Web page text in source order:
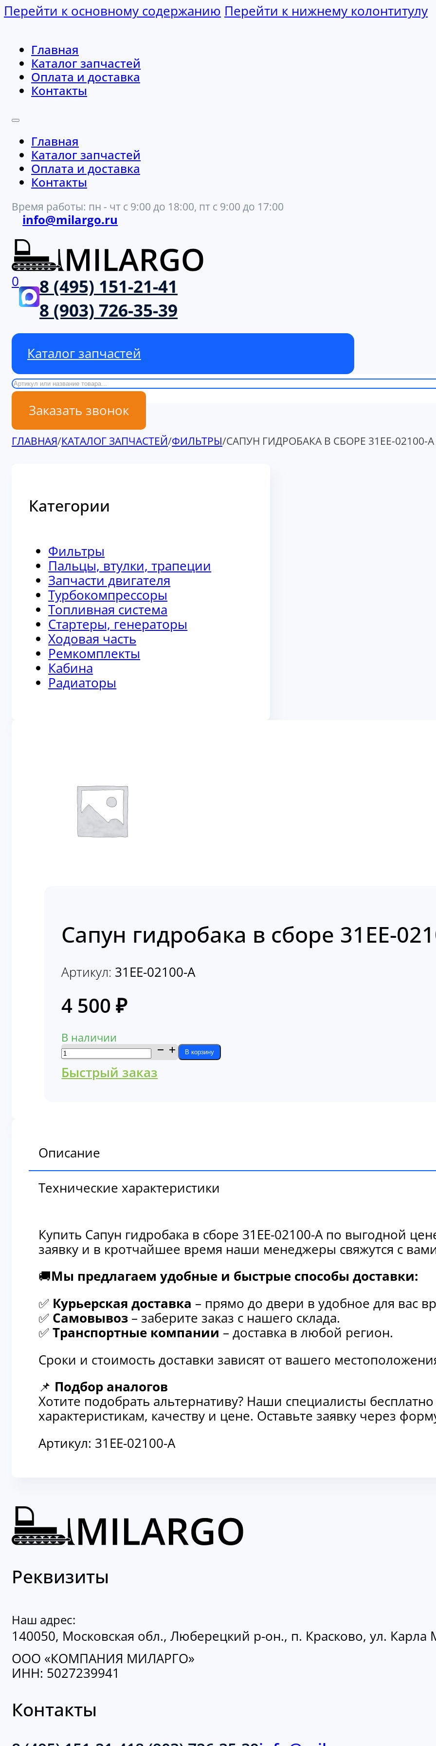
Перейти к основному содержанию Перейти к нижнему колонтитулу
Главная
Каталог запчастей
Оплата и доставка
Контакты
Главная
Каталог запчастей
Оплата и доставка
Контакты
Время работы: пн - чт с 9:00 до 18:00, пт с 9:00 до 17:00
info@milargo.ru
0
8 (495) 151-21-41
8 (903) 726-35-39
Каталог запчастей
Поиск
Заказать звонок
ГЛАВНАЯ/КАТАЛОГ ЗАПЧАСТЕЙ/ФИЛЬТРЫ/САПУН ГИДРОБАКА В СБОРЕ 31EE-02100-A
Категории
Фильтры
Пальцы, втулки, трапеции
Запчасти двигателя
Турбокомпрессоры
Топливная система
Стартеры, генераторы
Ходовая часть
Ремкомплекты
Кабина
Радиаторы
Сапун гидробака в сборе 31EE-
Артикул: 31EE-02100-A
4 500₽
В наличии
Количество
товара
Сапун
02100-
A
В корзину
Быстрый заказ
Описание
Технические характеристики
Купить Сапун гидробака в сборе 31EE-02100-A по выгодной
заявку и в кротчайшее время наши менеджеры свяжутся с
🚚Мы предлагаем удобные и быстрые способы доставки:
✅ Курьерская доставка – прямо до двери в удобное для вас
✅ Самовывоз – заберите заказ с нашего склада.
✅ Транспортные компании – доставка в любой регион.
Сроки и стоимость доставки зависят от вашего
📌 Подбор аналогов
Хотите подобрать альтернативу? Наши специалисты
характеристикам, качеству и цене. Оставьте заявку через
Артикул: 31EE-02100-A
Реквизиты
Наш адрес:
140050, Московская обл., Люберецкий р-он., п. Красково, ул. Карла
ООО «КОМПАНИЯ МИЛАРГО»
ИНН: 5027239941
Контакты